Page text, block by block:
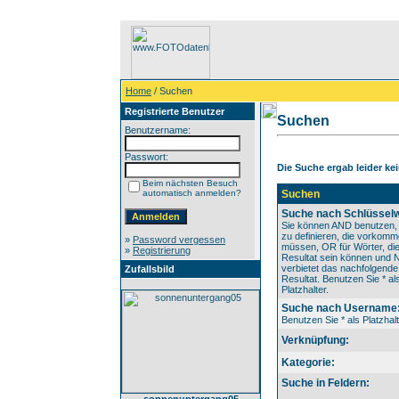
Home / Suchen
Registrierte Benutzer
Benutzername:
Passwort:
Beim nächsten Besuch
automatisch anmelden?
» Password vergessen
» Registrierung
Zufallsbild
Suchen
Die Suche ergab leider
Suchen
Suche nach
Sie können AND
zu definieren, die
müssen, OR für Wörter,
Resultat sein können und
verbietet das
Resultat. Benutzen Sie *
Platzhalter.
Suche nach
Benutzen Sie * als
Verknüpfung:
Kategorie:
Suche in Feldern: